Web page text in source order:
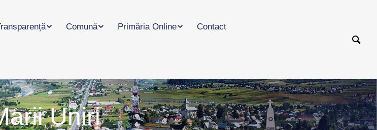
Comună Primăria Online Contact
Uniri